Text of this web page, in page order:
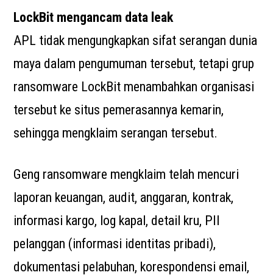
LockBit mengancam data leak
APL tidak mengungkapkan sifat serangan dunia
maya dalam pengumuman tersebut, tetapi grup
ransomware LockBit menambahkan organisasi
tersebut ke situs pemerasannya kemarin,
sehingga mengklaim serangan tersebut.
Geng ransomware mengklaim telah mencuri
laporan keuangan, audit, anggaran, kontrak,
informasi kargo, log kapal, detail kru, PII
pelanggan (informasi identitas pribadi),
dokumentasi pelabuhan, korespondensi email,